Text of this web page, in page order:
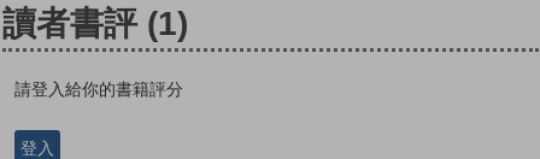
讀者書評 (1)
請登入給你的書籍評分
登入